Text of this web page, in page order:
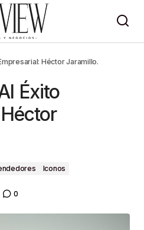
Héctor Jaramillo.
Héctor Jaramillo.
Éxito
Iconos
0